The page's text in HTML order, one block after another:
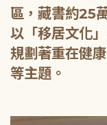
區，藏書約25
以「移居文化
規劃著重在健
等主題。